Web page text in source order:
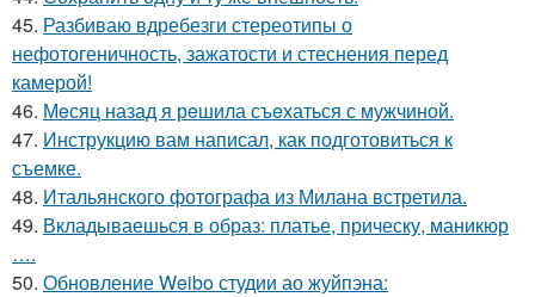
45. Разбиваю вдребезги стереотипы о
нефотогеничность, зажатости и стеснения перед
камерой!
46. Мeсяц назад я рeшила съeхаться с мужчиной.
47. Инструкцию вам написал, как подготовиться к
съемке.
48. Итальянского фотографа из Милана встретила.
49. Вкладываешься в образ: платье, прическу, маникюр
….
50. Обновление Weibo студии ао жуйпэна: